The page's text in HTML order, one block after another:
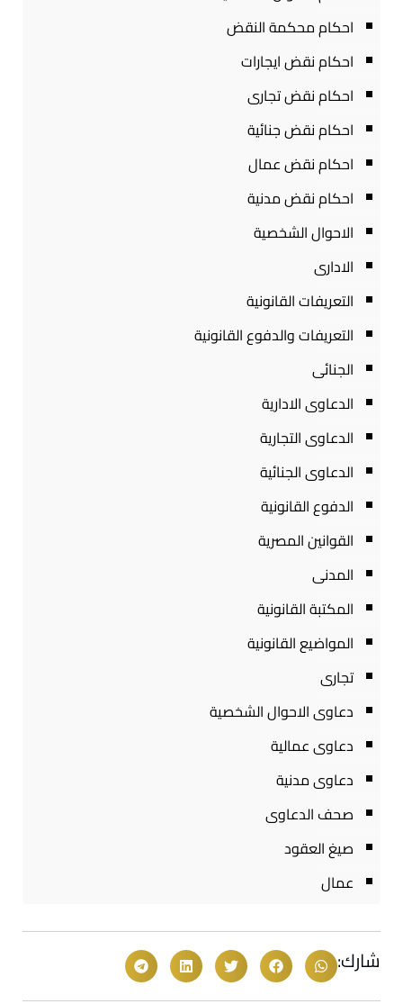
احكام محكمة النقض
احكام نقض ايجارات
احكام نقض تجارى
احكام نقض جنائية
احكام نقض عمال
احكام نقض مدنية
الاحوال الشخصية
الادارى
التعريفات القانونية
التعريفات والدفوع القانونية
الجنائى
الدعاوى الادارية
الدعاوى التجارية
الدعاوى الجنائية
الدفوع القانونية
القوانين المصرية
المدنى
المكتبة القانونية
المواضيع القانونية
تجارى
دعاوى الاحوال الشخصية
دعاوى عمالية
دعاوى مدنية
صحف الدعاوى
صيغ العقود
عمال
شارك: